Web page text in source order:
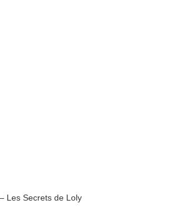
Les Secrets de Loly